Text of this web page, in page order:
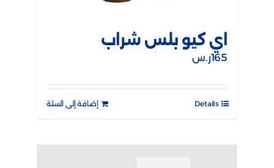
اي كيو بلس شراب
165ر.س
إضافة إلى السلة Details